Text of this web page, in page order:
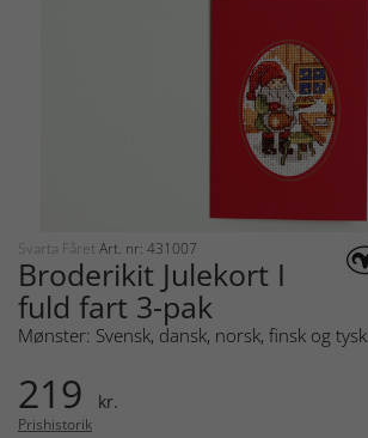
Svarta Fåret Art. nr: 431007
Broderikit Julekort I
fuld fart 3-pak
Mønster: Svensk, dansk, norsk, finsk og tysk.
219 kr.
Prishistorik